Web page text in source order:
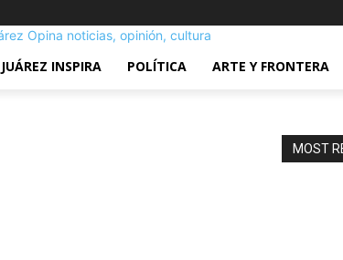
JUÁREZ INSPIRA POLÍTICA ARTE Y FRONTERA
MOST